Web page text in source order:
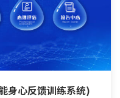
身心反馈训练系统)